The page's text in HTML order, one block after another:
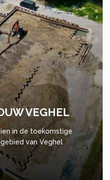
VE­GHEL
in de toekomstige
van Veghel